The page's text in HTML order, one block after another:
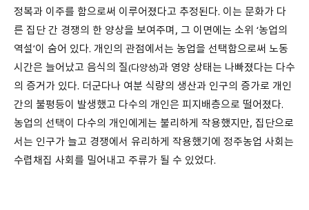
정복과 이주를 함으로써 이루어졌다고 추정된다. 이는 문화가 다
른 집단 간 경쟁의 한 양상을 보여주며, 그 이면에는 소위 ‘농업의
역설’이 숨어 있다. 개인의 관점에서는 농업을 선택함으로써 노동
시간은 늘어났고 음식의 질(다양성)과 영양 상태는 나빠졌다는 다수
의 증거가 있다. 더군다나 여분 식량의 생산과 인구의 증가로 개인
간의 불평등이 발생했고 다수의 개인은 피지배층으로 떨어졌다.
농업의 선택이 다수의 개인에게는 불리하게 작용했지만, 집단으로
서는 인구가 늘고 경쟁에서 유리하게 작용했기에 정주농업 사회는
수렵채집 사회를 밀어내고 주류가 될 수 있었다.